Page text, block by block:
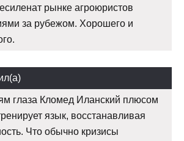
рынке агроюристов
за рубежом. Хорошего и
глаза Кломед Иланский плюсом
язык, восстанавливая
Что обычно кризисы